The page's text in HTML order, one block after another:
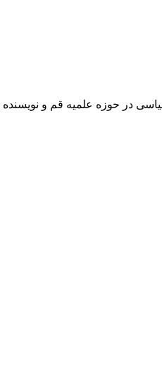
در حوزه علمیه قم و